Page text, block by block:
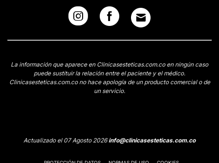
La información que aparece en Clinicasesteticas.com.co en ningún caso
puede sustituir la relación entre el paciente y el médico.
Clinicasesteticas.com.co no hace apología de un producto comercial o de
un servicio.
Actualizado el 07 Agosto 2026info@clinicasesteticas.com.co